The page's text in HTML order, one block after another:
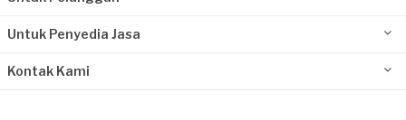
Untuk Penyedia Jasa
Kontak Kami